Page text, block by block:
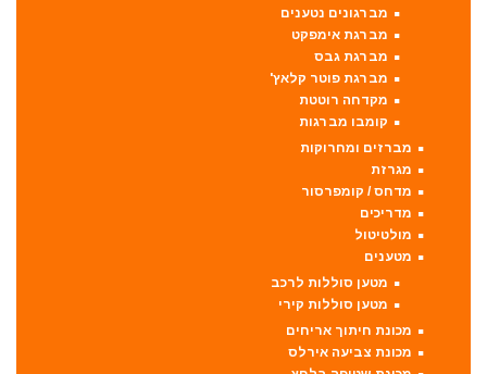
מברגונים נטענים
מברגת אימפקט
מברגת גבס
מברגת פוטר קלאץ'
מקדחה רוטטת
קומבו מברגות
מברזים ומחרוקות
מגרזת
מדחס / קומפרסור
מדריכים
מולטיטול
מטענים
מטען סוללות לרכב
מטען סוללות קירי
מכונת חיתוך אריחים
מכונת צביעה אירלס